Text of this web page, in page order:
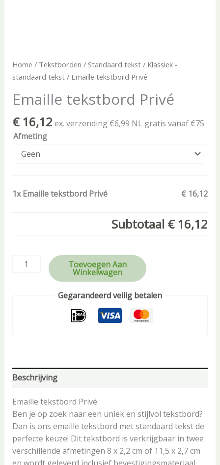
Home / Tekstborden / Standaard tekst/ Klassiek -
standaard tekst/ Emaille tekstbord Privé
Emaille tekstbord Privé
€16,12 ex. verzending €6,99 NL gratis vanaf €75
Afmeting
1xEmaille tekstbord Privé € 16,12
Subtotaal € 16,12
Toevoegen Aan
Winkelwagen
Gegarandeerd veilig betalen
Beschrijving
Emaille tekstbord Privé
Ben je op zoek naar een uniek en stijlvol tekstbord?
Dan is ons emaille tekstbord met standaard tekst de
perfecte keuze! Dit tekstbord is verkrijgbaar in twee
verschillende afmetingen 8 x 2,2 cm of 11,5 x 2,7 cm